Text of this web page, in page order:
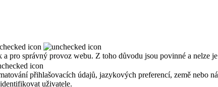
pro správný provoz webu. Z toho důvodu jsou povinné a nelze
přihlašovacích údajů, jazykových preferencí, země nebo
uživatele.